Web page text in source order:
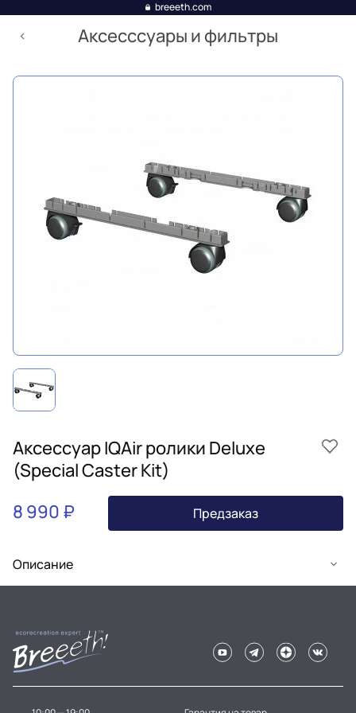
breeeth.com
Аксесссуары и фильтры
Аксессуар IQAir ролики Deluxe
(Special Caster Kit)
8 990 ₽
Предзаказ
Описание